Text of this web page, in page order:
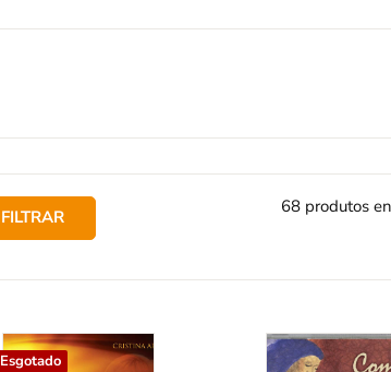
FILTRAR
68 produtos
Esgotado